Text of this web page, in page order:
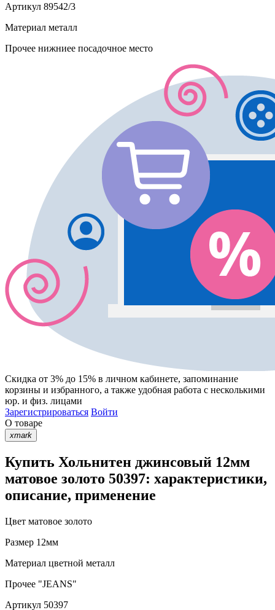
Артикул 89542/3
Материал металл
Прочее нижниее посадочное место
Скидка от 3% до 15% в личном кабинете, запоминание
корзины и избранного, а также удобная работа с несколькими
юр. и физ. лицами
Зарегистрироваться Войти
О товаре
xmark
Купить Хольнитен джинсовый 12мм
матовое золото 50397: характеристики,
описание, применение
Цвет матовое золото
Размер 12мм
Материал цветной металл
Прочее "JEANS"
Артикул 50397